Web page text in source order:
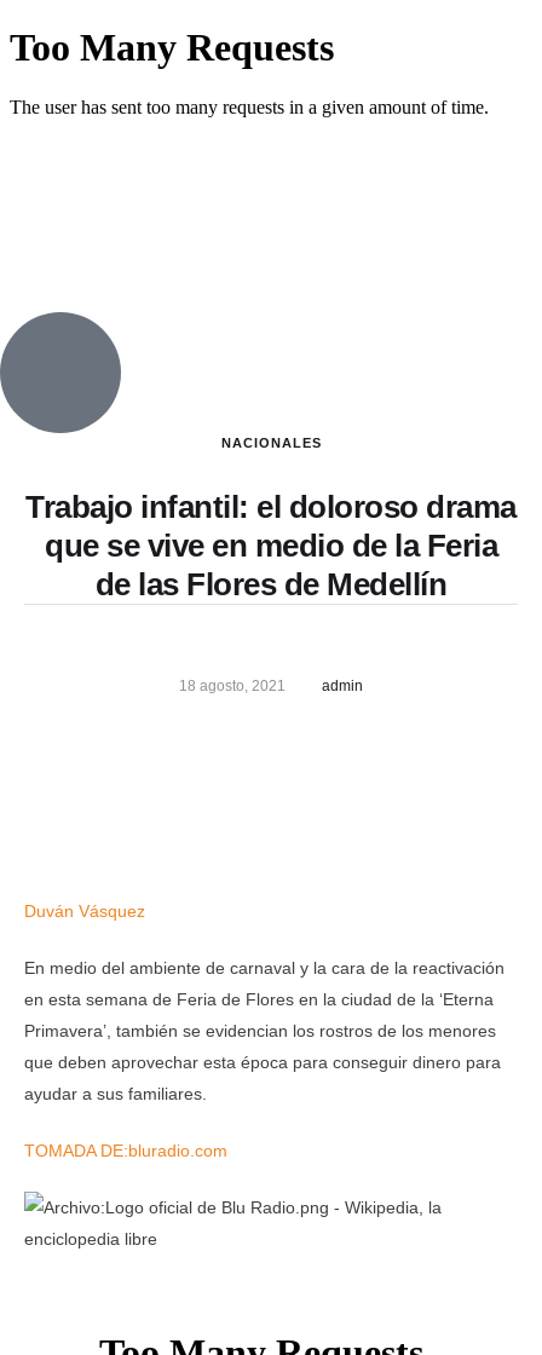
NACIONALES
Trabajo infantil: el doloroso drama
que se vive en medio de la Feria
de las Flores de Medellín
18 agosto, 2021 admin
Duván Vásquez
En medio del ambiente de carnaval y la cara de la reactivación
en esta semana de Feria de Flores en la ciudad de la ‘Eterna
Primavera’, también se evidencian los rostros de los menores
que deben aprovechar esta época para conseguir dinero para
ayudar a sus familiares.
TOMADA DE:bluradio.com